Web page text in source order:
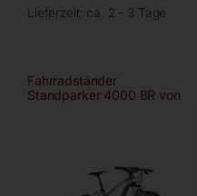
Lieferzeit: ca. 2 - 3 Tage
Fahrradständer
Standparker 4000 BR von